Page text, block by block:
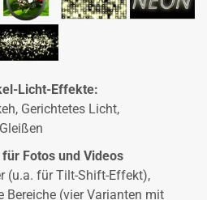
Licht-Effekte:
Gerichtetes Licht,
Fotos und Videos
(u.a. für Tilt-Shift-Effekt),
Bereiche (vier Varianten mit